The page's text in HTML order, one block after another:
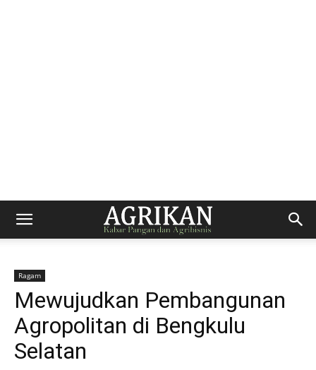
Ragam
Mewujudkan Pembangunan
Agropolitan di Bengkulu
Selatan